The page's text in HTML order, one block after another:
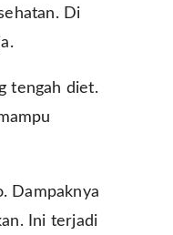
Di
tengah diet.
Dampaknya
Ini terjadi